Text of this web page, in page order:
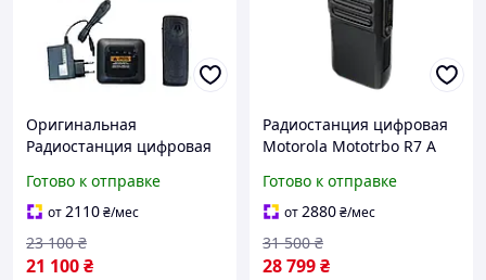
Оригинальная
Радиостанция цифровая
DP4800 VHF
Готово к отправке
от2110₴/мес
21 100₴
23 100 ₴
Радиостанция цифровая
Motorola Mototrbo R7 A
Готово к отправке
от2880₴/мес
28 799₴
31 500 ₴